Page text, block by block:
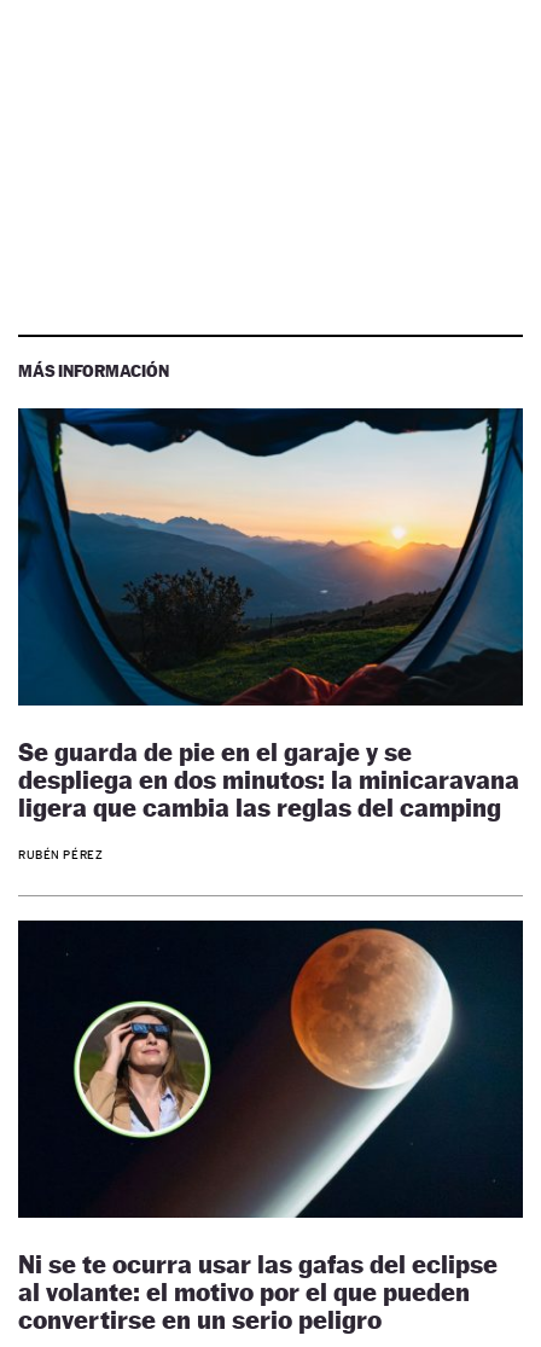
MÁS INFORMACIÓN
Se guarda de pie en el garaje y se
despliega en dos minutos: la minicaravana
ligera que cambia las reglas del camping
RUBÉN PÉREZ
Ni se te ocurra usar las gafas del eclipse
al volante: el motivo por el que pueden
convertirse en un serio peligro